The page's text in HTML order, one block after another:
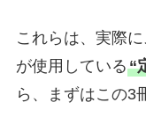
これらは、実際
が使用している“
ら、まずはこの3